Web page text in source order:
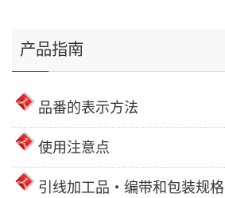
产品指南
品番的表示方法
使用注意点
引线加工品・编带和包装规格